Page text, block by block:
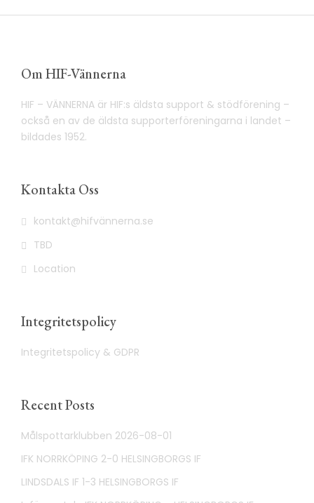
Om HIF-Vännerna
HIF – VÄNNERNA är HIF:s äldsta support & stödförening –
också en av de äldsta supporterföreningarna i landet –
bildades 1952.
Kontakta Oss
kontakt@hifvännerna.se
TBD
Location
Integritetspolicy
Integritetspolicy & GDPR
Recent Posts
Målspottarklubben 2026-08-01
IFK NORRKÖPING 2-0 HELSINGBORGS IF
LINDSDALS IF 1-3 HELSINGBORGS IF